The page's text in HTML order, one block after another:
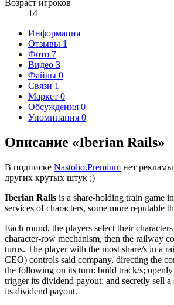
Возраст игроков
14+
Информация
Отзывы 1
Фото 7
Видео 3
Файлы 0
Связи 1
Маркет 0
Обсуждения 0
Упоминания 0
Описание «Iberian Rails»
В подписке Nastolio.Premium нет
других крутых штук ;)
Iberian Rails is a share-holding train game
services of characters, some more reputable
Each round, the players select their
character-row mechanism, then the railway
turns. The player with the most share/s in a
CEO) controls said company, directing the
the following on its turn: build track/s; openly
trigger its dividend payout; and secretly sell a
its dividend payout.